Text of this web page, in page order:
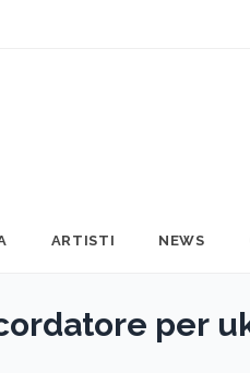
ARTISTI NEWS
per